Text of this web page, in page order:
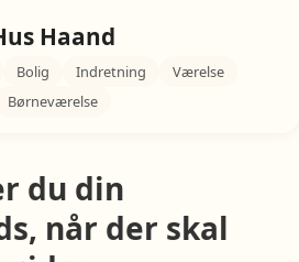
Haand
Bolig Indretning
Værelse
Børneværelse
du din
når der skal